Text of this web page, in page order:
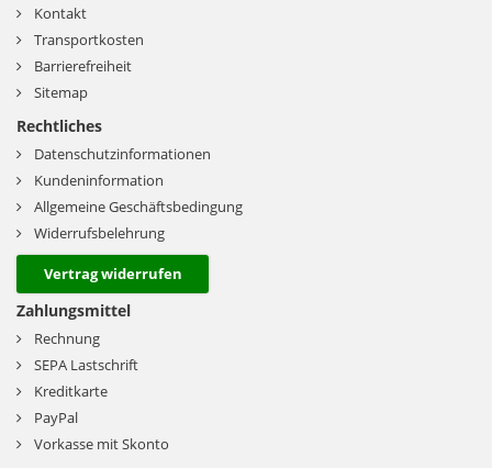
Kontakt
Transportkosten
Barrierefreiheit
Sitemap
Rechtliches
Datenschutzinformationen
Kundeninformation
Allgemeine Geschäftsbedingung
Widerrufsbelehrung
Vertrag widerrufen
Zahlungsmittel
Rechnung
SEPA Lastschrift
Kreditkarte
PayPal
Vorkasse mit Skonto